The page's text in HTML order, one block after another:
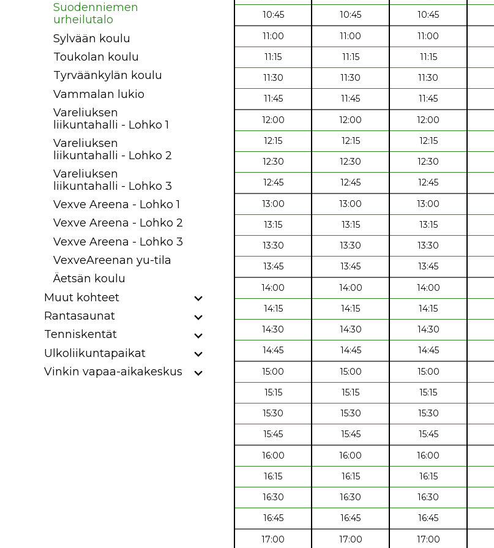
Suodenniemen
urheilutalo
Sylvään koulu
Toukolan koulu
Tyrväänkylän koulu
Vammalan lukio
Vareliuksen
liikuntahalli - Lohko 1
Vareliuksen
liikuntahalli - Lohko 2
Vareliuksen
liikuntahalli - Lohko 3
Vexve Areena - Lohko 1
Vexve Areena - Lohko 2
Vexve Areena - Lohko 3
VexveAreenan yu-tila
Äetsän koulu
Muut kohteet
Rantasaunat
Tenniskentät
Ulkoliikuntapaikat
Vinkin vapaa-aikakeskus
10:45
10:45 10:45
11:00
11:00 11:00
11:15
11:15 11:15
11:30
11:30 11:30
11:45
11:45 11:45
12:00
12:00 12:00
12:15
12:15 12:15
12:30
12:30 12:30
12:45
12:45 12:45
13:00
13:00 13:00
13:15
13:15 13:15
13:30
13:30 13:30
13:45
13:45 13:45
14:00
14:00 14:00
14:15
14:15 14:15
14:30
14:30 14:30
14:45
14:45 14:45
15:00
15:00 15:00
15:15
15:15 15:15
15:30
15:30 15:30
15:45
15:45 15:45
16:00
16:00 16:00
16:15
16:15 16:15
16:30
16:30 16:30
16:45
16:45 16:45
17:00
17:00 17:00